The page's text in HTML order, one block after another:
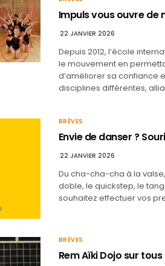
Impuls vous ouvre de
22 JANVIER 2026
Depuis 2012, l’école
le mouvement en
d’améliorer sa confiance
disciplines différentes,
BRÈVES
Envie de danser ?
22 JANVIER 2026
Du cha-cha-cha à la
doble, le quickstep, le
souhaitez effectuer vos
BRÈVES
Rem Aïki Dojo sur